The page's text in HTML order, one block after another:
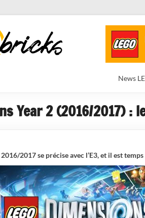
News
Year 2 (2016/2017) :
2017 se précise avec l’E3, et il est